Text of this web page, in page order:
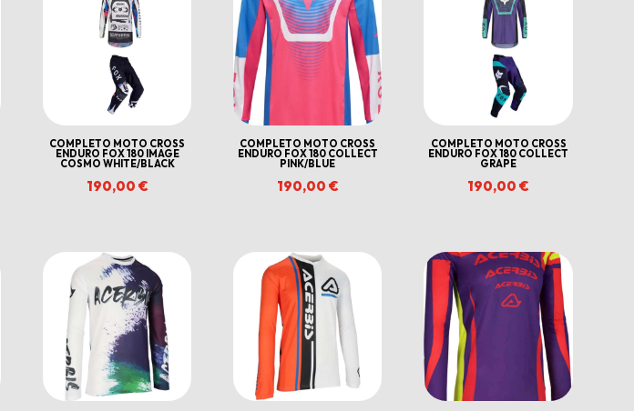
COMPLETO MOTO CROSS
ENDURO FOX 180 IMAGE
COSMO WHITE/BLACK
190,00 €
COMPLETO MOTO CROSS
ENDURO FOX 180 COLLECT
PINK/BLUE
190,00 €
COMPLETO MOTO CROSS
ENDURO FOX 180 COLLECT
GRAPE
190,00€